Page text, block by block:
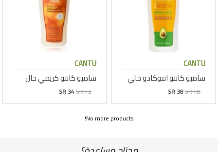
CANTU
شامبو كانتو افوكادو خالي
SR 38SR 48
CANTU
شامبو كانتو كريمي خال
SR 34SR 42
No more products!